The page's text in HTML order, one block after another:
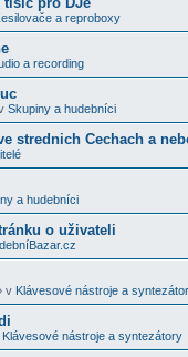
a reproboxy
a recording
Skupiny a hudebníci
strednich Cechach a
a hudebníci
o uživateli
v Klávesové nástroje a
Klávesové nástroje a syntezátory